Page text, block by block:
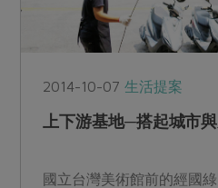
2014-10-07生活提案
上下游基地─搭起城市
國立台灣美術館前的經國